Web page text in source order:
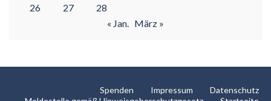
26
27
28
« Jan. März »
Spenden Impressum
Datenschutz